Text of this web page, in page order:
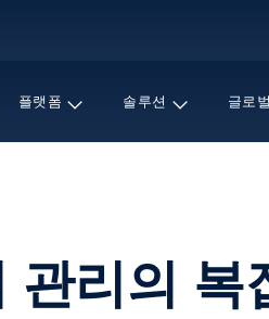
플랫폼 솔루션 글로
관리의 복